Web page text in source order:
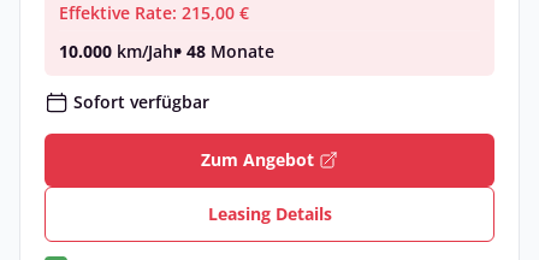
Effektive Rate: 215,00 €
10.000 km/Jahr• 48 Monate
Sofort verfügbar
Zum Angebot
Leasing Details